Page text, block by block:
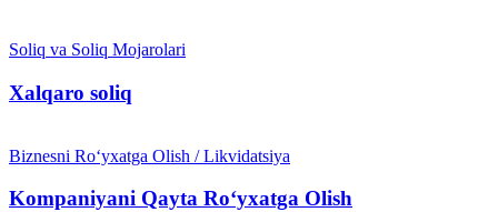
Soliq va Soliq Mojarolari
Xalqaro soliq
Biznesni Ro‘yxatga Olish / Likvidatsiya
Kompaniyani Qayta Ro‘yxatga Olish